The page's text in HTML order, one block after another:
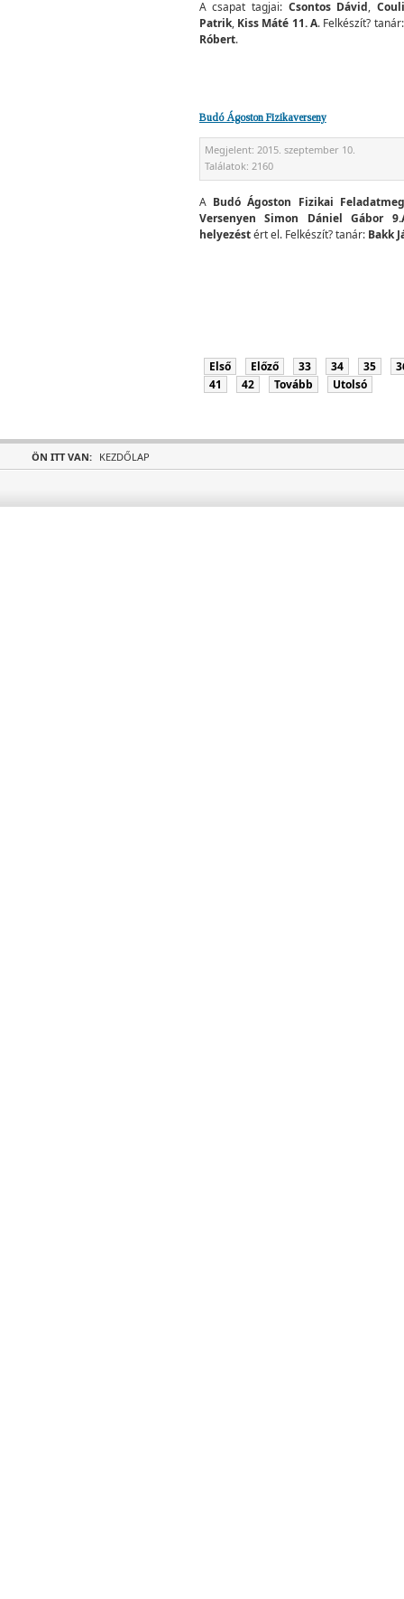
A csapat tagjai: Csontos Dávid,
Patrik,Kiss Máté 11. A. Felkészít?
Róbert.
Budó Ágoston Fizikaverseny
Megjelent: 2015. szeptember 10.
Találatok: 2160
ABudó Ágoston Fizikai
Versenyen Simon Dániel Gábor
helyezéstért el. Felkészít? tanár: Bakk
Első Előző 33 34 35
41
42 Tovább Utolsó
ÖN ITT VAN: KEZDŐLAP